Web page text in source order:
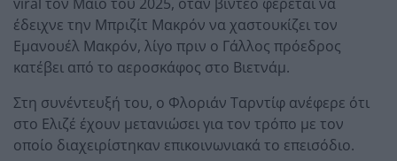
viral τον Μάιο του 2025, όταν βίντεο φέρεται να
έδειχνε την Μπριζίτ Μακρόν να χαστουκίζει τον
Εμανουέλ Μακρόν, λίγο πριν ο Γάλλος πρόεδρος
κατέβει από το αεροσκάφος στο Βιετνάμ.
Στη συνέντευξή του, ο Φλοριάν Ταρντίφ ανέφερε ότι
στο Ελιζέ έχουν μετανιώσει για τον τρόπο με τον
οποίο διαχειρίστηκαν επικοινωνιακά το επεισόδιο.